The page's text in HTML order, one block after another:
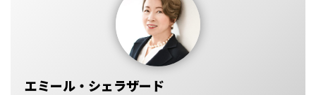
エミール・シェラザード